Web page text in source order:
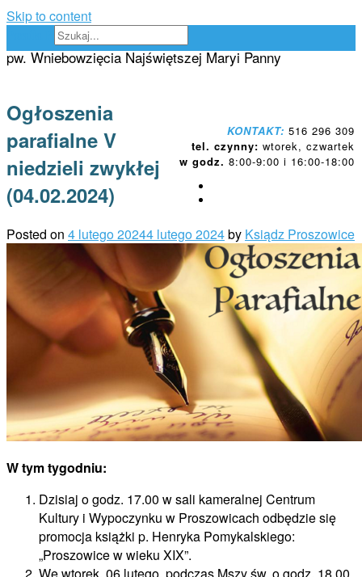
Skip to content
Parafia Proszowice
pw. Wniebowzięcia Najświętszej Maryi Panny
KONTAKT: 516 296 309
tel. czynny: wtorek, czwartek
w godz. 8:00-9:00 i 16:00-18:00
Ogłoszenia
parafialne V
niedzieli zwykłej
(04.02.2024)
Posted on 4 lutego 20244 lutego 2024by Ksiądz Proszowice
W tym tygodniu:
Dzisiaj o godz. 17.00 w sali kameralnej Centrum
Kultury i Wypoczynku w Proszowicach odbędzie się
promocja książki p. Henryka Pomykalskiego:
„Proszowice w wieku XIX”.